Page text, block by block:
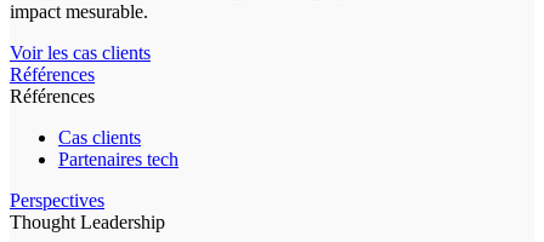
impact mesurable.
Voir les cas clients
Références
Références
Cas clients
Partenaires tech
Perspectives
Thought Leadership